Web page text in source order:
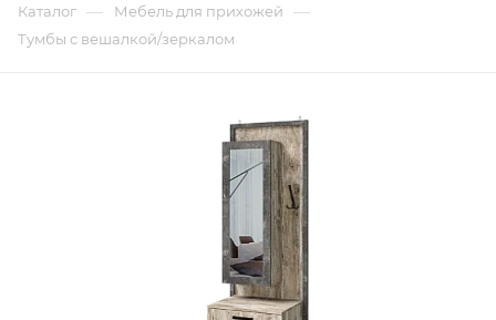
Каталог — Мебель для прихожей —
Тумбы с вешалкой/зеркалом